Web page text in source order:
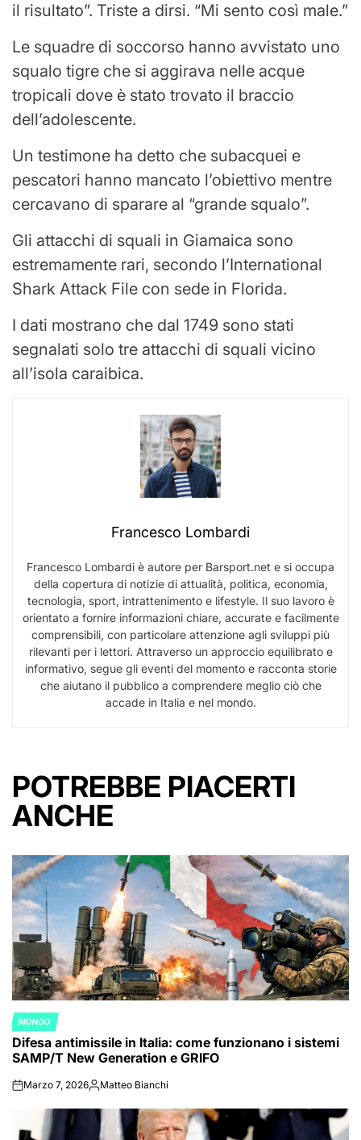
il risultato”. Triste a dirsi. “Mi sento così male.”
Le squadre di soccorso hanno avvistato uno
squalo tigre che si aggirava nelle acque
tropicali dove è stato trovato il braccio
dell’adolescente.
Un testimone ha detto che subacquei e
pescatori hanno mancato l’obiettivo mentre
cercavano di sparare al “grande squalo”.
Gli attacchi di squali in Giamaica sono
estremamente rari, secondo l’International
Shark Attack File con sede in Florida.
I dati mostrano che dal 1749 sono stati
segnalati solo tre attacchi di squali vicino
all’isola caraibica.
Francesco Lombardi
Francesco Lombardi è autore per Barsport.net e si occupa
della copertura di notizie di attualità, politica, economia,
tecnologia, sport, intrattenimento e lifestyle. Il suo lavoro è
orientato a fornire informazioni chiare, accurate e facilmente
comprensibili, con particolare attenzione agli sviluppi più
rilevanti per i lettori. Attraverso un approccio equilibrato e
informativo, segue gli eventi del momento e racconta storie
che aiutano il pubblico a comprendere meglio ciò che
accade in Italia e nel mondo.
POTREBBE PIACERTI
ANCHE
POSTED
IN
MONDO
Difesa antimissile in Italia: come funzionano i sistemi
SAMP/T New Generation e GRIFO
onMarzo 7, 2026Posted
Matteo Bianchi